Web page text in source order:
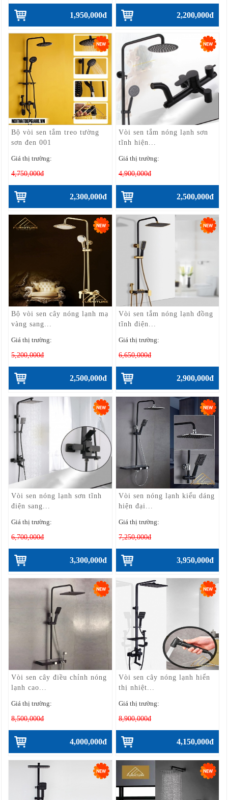
1,950,000đ 2,200,000đ
Bộ vòi sen tắm treo tường
sơn đen 001
Giá thị trường:
4,750,000đ
2,300,000đ
Vòi sen tắm nóng lạnh sơn
tĩnh hiện...
Giá thị trường:
4,900,000đ
2,500,000đ
Bộ vòi sen cây nóng lạnh mạ
vàng sang...
Giá thị trường:
5,200,000đ
2,500,000đ
Vòi sen tắm nóng lạnh đồng
tĩnh điện...
Giá thị trường:
6,650,000đ
2,900,000đ
Vòi sen nóng lạnh sơn tĩnh
điện sang...
Giá thị trường:
6,700,000đ
3,300,000đ
Vòi sen nóng lạnh kiểu dáng
hiện đại...
Giá thị trường:
7,250,000đ
3,950,000đ
Vòi sen cây điều chỉnh nóng
lạnh cao...
Giá thị trường:
8,500,000đ
4,000,000đ
Vòi sen cây nóng lạnh hiển
thị nhiệt...
Giá thị trường:
8,900,000đ
4,150,000đ